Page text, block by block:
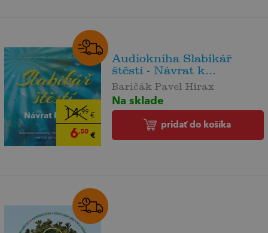
14,99 €
6,50€
Audiokniha Slabikář
štěstí - Návrat k...
Baričák Pavel Hirax
Na sklade
pridať do košíka